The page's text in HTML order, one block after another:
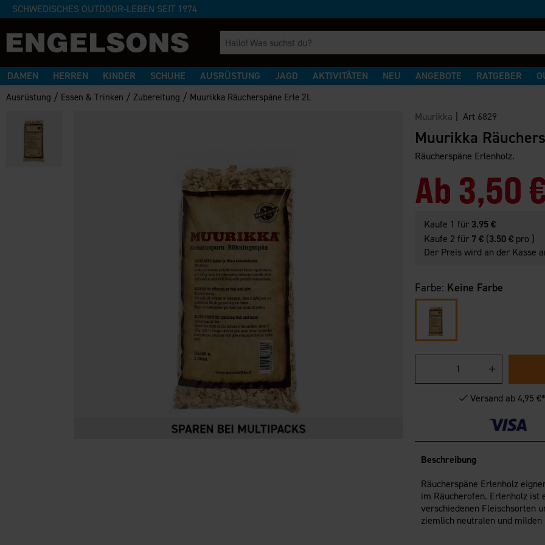
SCHWEDISCHES OUTDOOR-LEBEN SEIT 1974
DAMEN HERREN KINDER SCHUHE AUSRÜSTUNG JAGD AKTIVITÄTEN NEU ANGEBOTE RATGEBER
Ausrüstung / Essen & Trinken /Zubereitung / Muurikka Räucherspäne Erle 2L
Muurikka | Art 6829
Muurikka
Räucherspäne Erlenholz.
Ab 3,50
Kaufe 1 für 3.95 €
Kaufe 2 für 7 € (3.50 € pro )
Der Preis wird an der Kasse
Farbe: Keine Farbe
Versand ab 4,95 €*
Beschreibung
Räucherspäne Erlenholz
im Räucherofen. Erlenholz ist
verschiedenen Fleischsorten
ziemlich neutralen und milden